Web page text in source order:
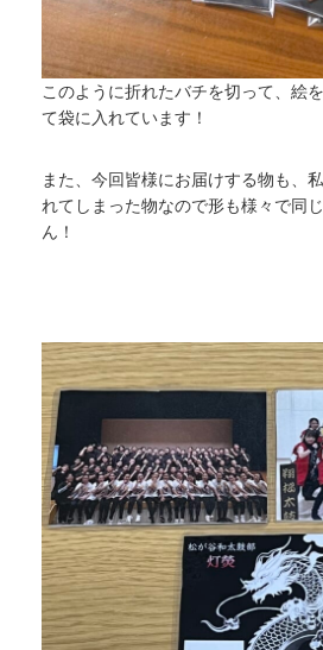
このように折れたバチを切って、絵
て袋に入れています！
また、今回皆様にお届けする物も、
れてしまった物なので形も様々で同
ん！